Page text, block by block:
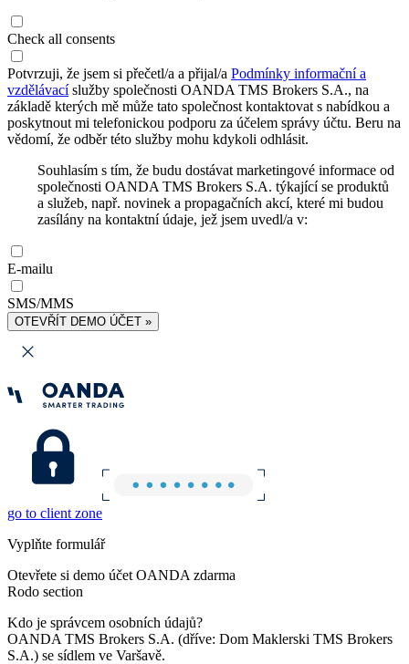
Check all consents
Potvrzuji, že jsem si přečetl/a a přijal/a Podmínky informační a
vzdělávacíslužby společnosti OANDA TMS Brokers S.A., na
základě kterých mě může tato společnost kontaktovat s nabídkou a
poskytnout mi telefonickou podporu za účelem správy účtu. Beru na
vědomí, že odběr této služby mohu kdykoli odhlásit.
Souhlasím s tím, že budu dostávat marketingové informace od
společnosti OANDA TMS Brokers S.A. týkající se produktů
a služeb, např. novinek a propagačních akcí, které mi budou
zasílány na kontaktní údaje, jež jsem uvedl/a v:
E-mailu
SMS/MMS
OTEVŘÍT DEMO ÚČET »
go to client zone
Vyplňte formulář
Otevřete si demo účet OANDA zdarma
Rodo section
Kdo je správcem osobních údajů?
OANDA TMS Brokers S.A. (dříve: Dom Maklerski TMS Brokers
S.A.) se sídlem ve Varšavě.